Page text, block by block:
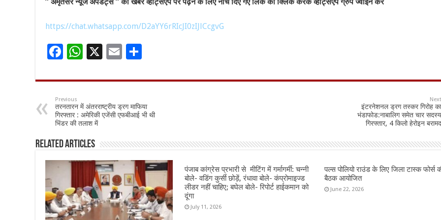
” अमृतसर न्यूज अपडेट्स ” की खबर व्हाट्सएप पर पढ़ने के लिए नीचे दिए गए लिंक को क्लिक करके व्हाट्सएप ग्रुप ज्वाइन करें
https://chat.whatsapp.com/D2aYY6rRIcJI0zIJlCcgvG
F
e
b
o
o
k
W
at
sA
p
p
X
E
ai ar
Previous
तरनतारन में अंतरराष्ट्रीय ड्रग माफिया
गिरफ्तार : अमेरिकी एजेंसी एफबीआई भी थी
भिंडर की तलाश में
Next
इंटरनेशनल ड्रग तस्कर गिरोह का
भंडाफोड:नाबालिग समेत चार सदस्य
गिरफ्तार, 4 किलो हेरोइन बरामद
Related Articles
पंजाब कांग्रेस प्रभारी से मीटिंग में गर्मागर्मी: चन्नी
बोले- वडिंग कुर्सी छोड़ें, रंधावा बोले- कंप्रोमाइज्ड
लीडर नहीं चाहिए; बघेल बोले- रिपोर्ट हाईकमान को
दूंगा
July 11, 2026
पल्स पोलियो राउंड के लिए जिला टास्क फोर्स
बैठक आयोजित
June 22, 2026